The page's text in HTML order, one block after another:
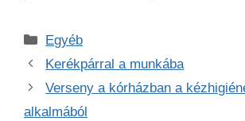
Kategória
Egyéb
Kerékpárral a munkába
Verseny a kórházban a
alkalmából